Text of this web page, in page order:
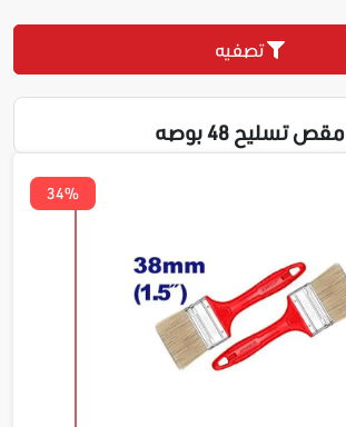
تصفيه
مقص تسليح 48 بوصه
34%